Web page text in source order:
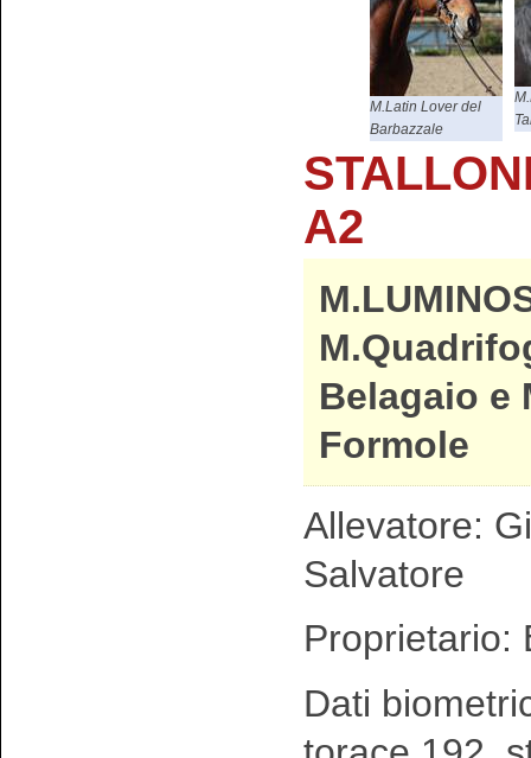
M.Latin Lover del
Barbazzale
A2
Belagaio e
Formole
Allevatore:
Salvatore
Proprietario:
Dati